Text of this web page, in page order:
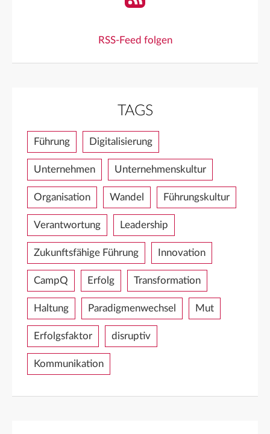
RSS-Feed folgen
TAGS
Führung Digitalisierung
Unternehmen Unternehmenskultur
Organisation Wandel Führungskultur
Verantwortung Leadership
Zukunftsfähige Führung Innovation
CampQ Erfolg Transformation
Haltung Paradigmenwechsel Mut
Erfolgsfaktor disruptiv
Kommunikation